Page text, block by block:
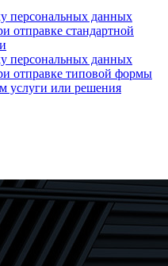
персональных данных
отправке стандартной
персональных данных
отправке типовой формы
услуги или решения